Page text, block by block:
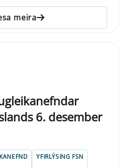
meira
6. desember
YFIRLÝSING FSN